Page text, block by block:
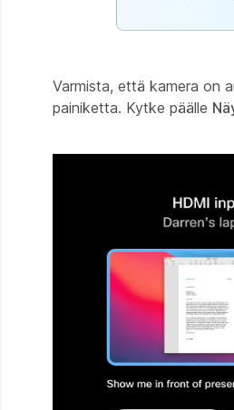
Varmista, että kamera on
painiketta. Kytke päälle